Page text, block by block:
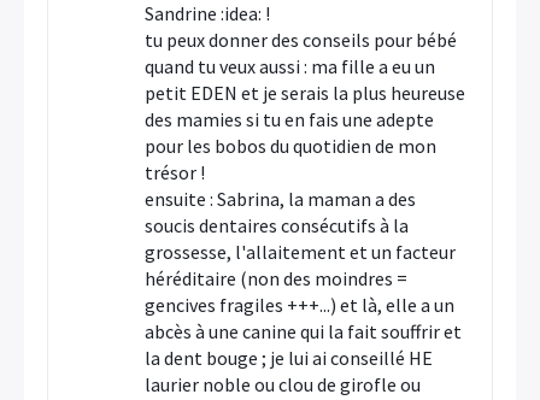
Sandrine :idea: !
tu peux donner des conseils pour bébé
quand tu veux aussi : ma fille a eu un
petit EDEN et je serais la plus heureuse
des mamies si tu en fais une adepte
pour les bobos du quotidien de mon
trésor !
ensuite : Sabrina, la maman a des
soucis dentaires consécutifs à la
grossesse, l'allaitement et un facteur
héréditaire (non des moindres =
gencives fragiles +++...) et là, elle a un
abcès à une canine qui la fait souffrir et
la dent bouge ; je lui ai conseillé HE
laurier noble ou clou de girofle ou